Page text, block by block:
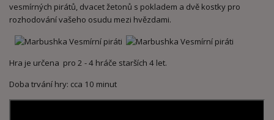
vesmírných pirátů, dvacet žetonů s pokladem a dvě kostky pro
rozhodování vašeho osudu mezi hvězdami.
Hra je určena pro 2 - 4 hráče starších 4 let.
Doba trvání hry: cca 10 minut